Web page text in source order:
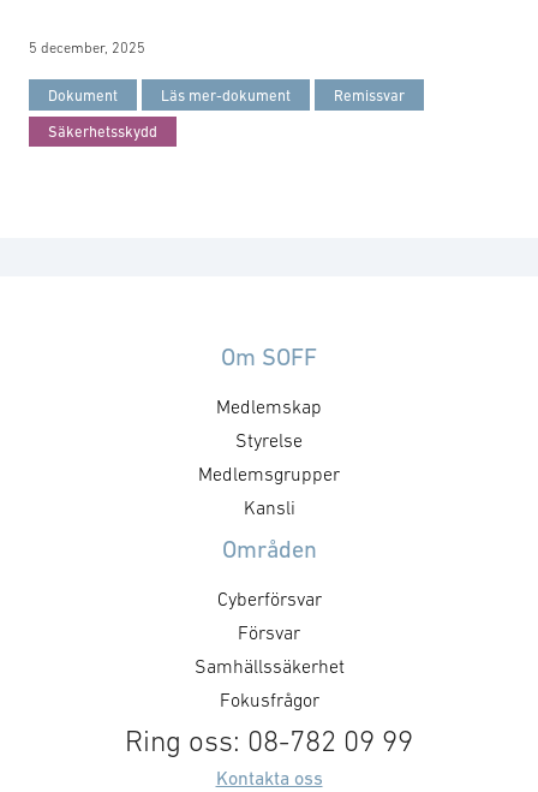
5 december, 2025
Dokument Läs mer-dokument Remissvar
Säkerhetsskydd
Om SOFF
Medlemskap
Styrelse
Medlemsgrupper
Kansli
Områden
Cyberförsvar
Försvar
Samhällssäkerhet
Fokusfrågor
Ring oss: 08-782 09 99
Kontakta oss